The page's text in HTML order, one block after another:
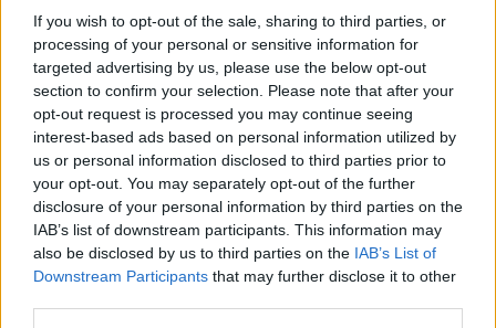
If you wish to opt-out of the sale, sharing to third parties, or
processing of your personal or sensitive information for
targeted advertising by us, please use the below opt-out
section to confirm your selection. Please note that after your
opt-out request is processed you may continue seeing
interest-based ads based on personal information utilized by
us or personal information disclosed to third parties prior to
your opt-out. You may separately opt-out of the further
disclosure of your personal information by third parties on the
IAB’s list of downstream participants. This information may
also be disclosed by us to third parties on the IAB’s List of
Downstream Participants that may further disclose it to other